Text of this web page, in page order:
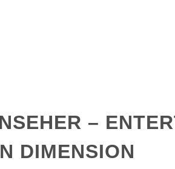
–
DIMENSION